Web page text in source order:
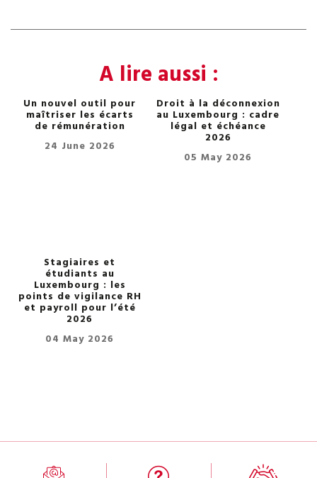
A lire aussi :
Un nouvel outil pour
maîtriser les écarts
de rémunération
24 June 2026
Droit à la déconnexion
au Luxembourg : cadre
légal et échéance
2026
05 May 2026
Stagiaires et
étudiants au
Luxembourg : les
points de vigilance RH
et payroll pour l’été
2026
04 May 2026